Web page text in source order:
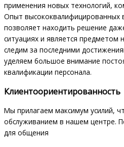
применения новых технологий,
Опыт высококвалифицированных
позволяет находить решение
ситуациях и является предметом
следим за последними
уделяем большое внимание
квалификации персонала.
Клиентоориентированность
Мы прилагаем максимум усилий,
обслуживанием в нашем центре.
для общения